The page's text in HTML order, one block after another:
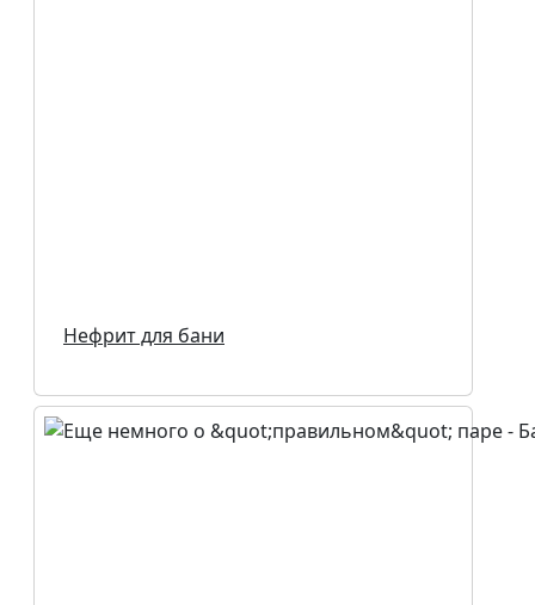
Нефрит для бани